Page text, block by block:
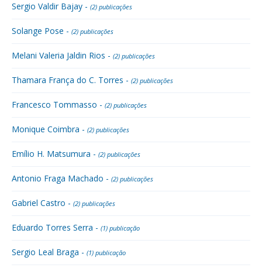
Sergio Valdir Bajay - (2) publicações
Solange Pose - (2) publicações
Melani Valeria Jaldin Rios - (2) publicações
Thamara França do C. Torres - (2) publicações
Francesco Tommasso - (2) publicações
Monique Coimbra - (2) publicações
Emílio H. Matsumura - (2) publicações
Antonio Fraga Machado - (2) publicações
Gabriel Castro - (2) publicações
Eduardo Torres Serra - (1) publicação
Sergio Leal Braga - (1) publicação